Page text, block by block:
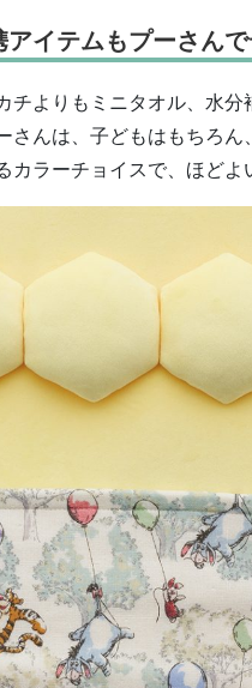
イテムもプーさん
チよりもミニタオル、水
さんは、子どもはもちろ
カラーチョイスで、ほどよ